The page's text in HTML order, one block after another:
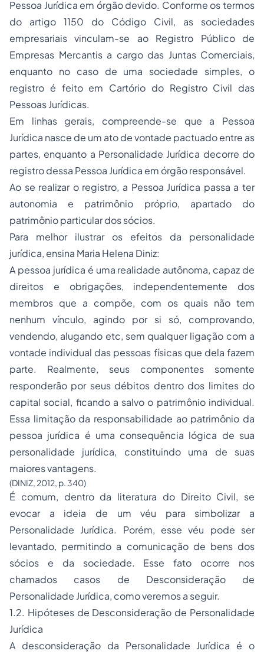
Pessoa Jurídica em órgão devido. Conforme os termos
do artigo 1150 do Código Civil, as sociedades
empresariais vinculam-se ao Registro Público de
Empresas Mercantis a cargo das Juntas Comerciais,
enquanto no caso de uma sociedade simples, o
registro é feito em Cartório do Registro Civil das
Pessoas Jurídicas.
Em linhas gerais, compreende-se que a Pessoa
Jurídica nasce de um ato de vontade pactuado entre as
partes, enquanto a Personalidade Jurídica decorre do
registro dessa Pessoa Jurídica em órgão responsável.
Ao se realizar o registro, a Pessoa Jurídica passa a ter
autonomia e patrimônio próprio, apartado do
patrimônio particular dos sócios.
Para melhor ilustrar os efeitos da personalidade
jurídica, ensina Maria Helena Diniz:
A pessoa jurídica é uma realidade autônoma, capaz de
direitos e obrigações, independentemente dos
membros que a compõe, com os quais não tem
nenhum vínculo, agindo por si só, comprovando,
vendendo, alugando etc, sem qualquer ligação com a
vontade individual das pessoas físicas que dela fazem
parte. Realmente, seus componentes somente
responderão por seus débitos dentro dos limites do
capital social, ficando a salvo o patrimônio individual.
Essa limitação da responsabilidade ao patrimônio da
pessoa jurídica é uma consequência lógica de sua
personalidade jurídica, constituindo uma de suas
maiores vantagens.
(DINIZ, 2012, p. 340)
É comum, dentro da literatura do Direito Civil, se
evocar a ideia de um véu para simbolizar a
Personalidade Jurídica. Porém, esse véu pode ser
levantado, permitindo a comunicação de bens dos
sócios e da sociedade. Esse fato ocorre nos
chamados casos de Desconsideração de
Personalidade Jurídica, como veremos a seguir.
1.2. Hipóteses de Desconsideração de Personalidade
Jurídica
A desconsideração da Personalidade Jurídica é o